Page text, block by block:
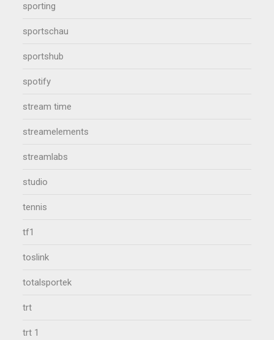
sporting
sportschau
sportshub
spotify
stream time
streamelements
streamlabs
studio
tennis
tf1
toslink
totalsportek
trt
trt 1